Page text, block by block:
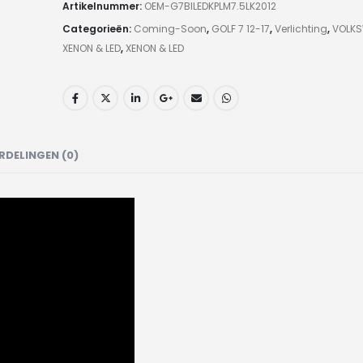
Artikelnummer: OEM-G7BILEDKPLM7.5LK2012
Categorieën: Coming-Soon, GOLF 7 12-17,Verlichting,
XENON & LED, XENON & LED
(0)